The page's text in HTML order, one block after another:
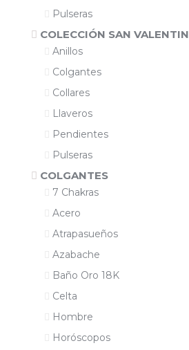
Pulseras
COLECCIÓN SAN VALENTIN
Anillos
Colgantes
Collares
Llaveros
Pendientes
Pulseras
COLGANTES
7 Chakras
Acero
Atrapasueños
Azabache
Baño Oro 18K
Celta
Hombre
Horóscopos